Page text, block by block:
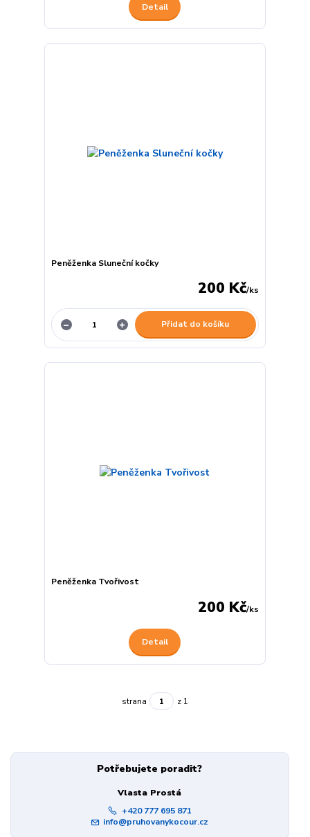
Detail
Peněženka Sluneční kočky
200 Kč/ks
Přidat do košíku
Peněženka Tvořivost
200 Kč/ks
Detail
strana z 1
Potřebujete poradit?
Vlasta Prostá
+420 777 695 871
info@pruhovanykocour.cz